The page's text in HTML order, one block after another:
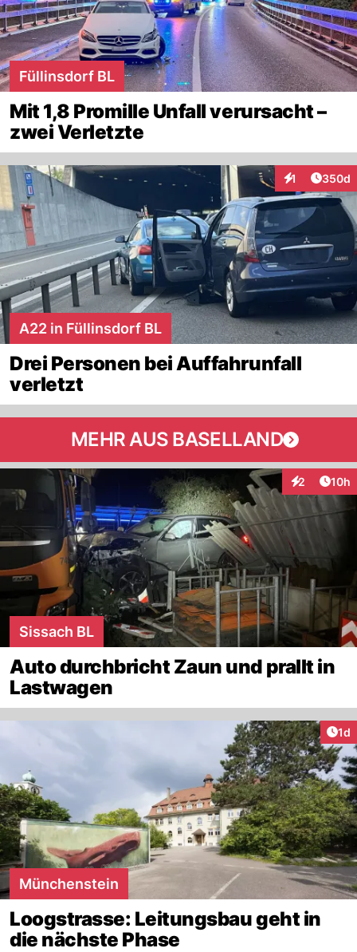
Füllinsdorf BL
Mit 1,8 Promille Unfall verursacht –
zwei Verletzte
1
Interaktionen
350d
A22 in Füllinsdorf BL
Drei Personen bei Auffahrunfall
verletzt
MEHR AUS BASELLAND
2
Interaktionen
10h
Sissach BL
Auto durchbricht Zaun und prallt in
Lastwagen
1d
Münchenstein
Loogstrasse: Leitungsbau geht in
die nächste Phase